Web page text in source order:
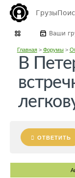
Грузы
Ваши
Главная> Форумы>
В
ОТВЕТИТЬ